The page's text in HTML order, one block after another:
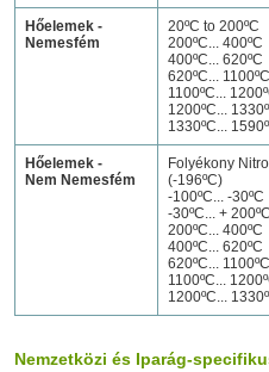
Hőelemek -
Nemesfém
20ºC to 200ºC
200ºC... 400ºC
400ºC... 620ºC
620ºC... 1100ºC
1100ºC...
1200ºC...
1330ºC...
Hőelemek -
Nem Nemesfém
Folyékony
(-196ºC)
-100ºC... -30ºC
-30ºC... + 200ºC
200ºC... 400ºC
400ºC... 620ºC
620ºC... 1100ºC
1100ºC...
1200ºC...
Nemzetközi és Iparág-